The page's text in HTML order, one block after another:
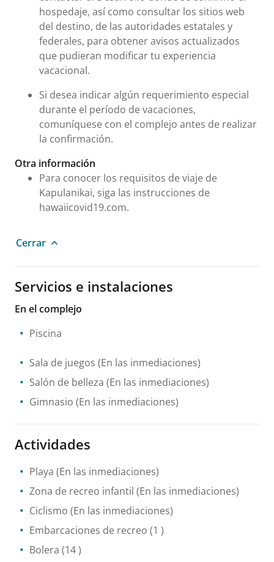
hospedaje, así como consultar los sitios web
del destino, de las autoridades estatales y
federales, para obtener avisos actualizados
que pudieran modificar tu experiencia
vacacional.
Si desea indicar algún requerimiento especial
durante el período de vacaciones,
comuníquese con el complejo antes de realizar
la confirmación.
Otra información
Para conocer los requisitos de viaje de
Kapulanikai, siga las instrucciones de
hawaiicovid19.com.
Cerrar
Servicios e instalaciones
En el complejo
Piscina
Sala de juegos (En las inmediaciones)
Salón de belleza (En las inmediaciones)
Gimnasio (En las inmediaciones)
Actividades
Playa (En las inmediaciones)
Zona de recreo infantil (En las inmediaciones)
Ciclismo (En las inmediaciones)
Embarcaciones de recreo (1 )
Bolera (14 )